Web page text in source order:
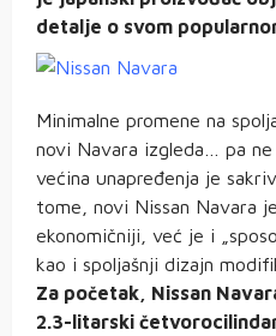
detalje o svom
Minimalne promene na
novi Navara izgleda… pa ne
većina unapređenja je
tome, novi Nissan Navara
ekonomičniji, već je i
kao i spoljašnji dizajn
Za početak, Nissan
2.3-litarski